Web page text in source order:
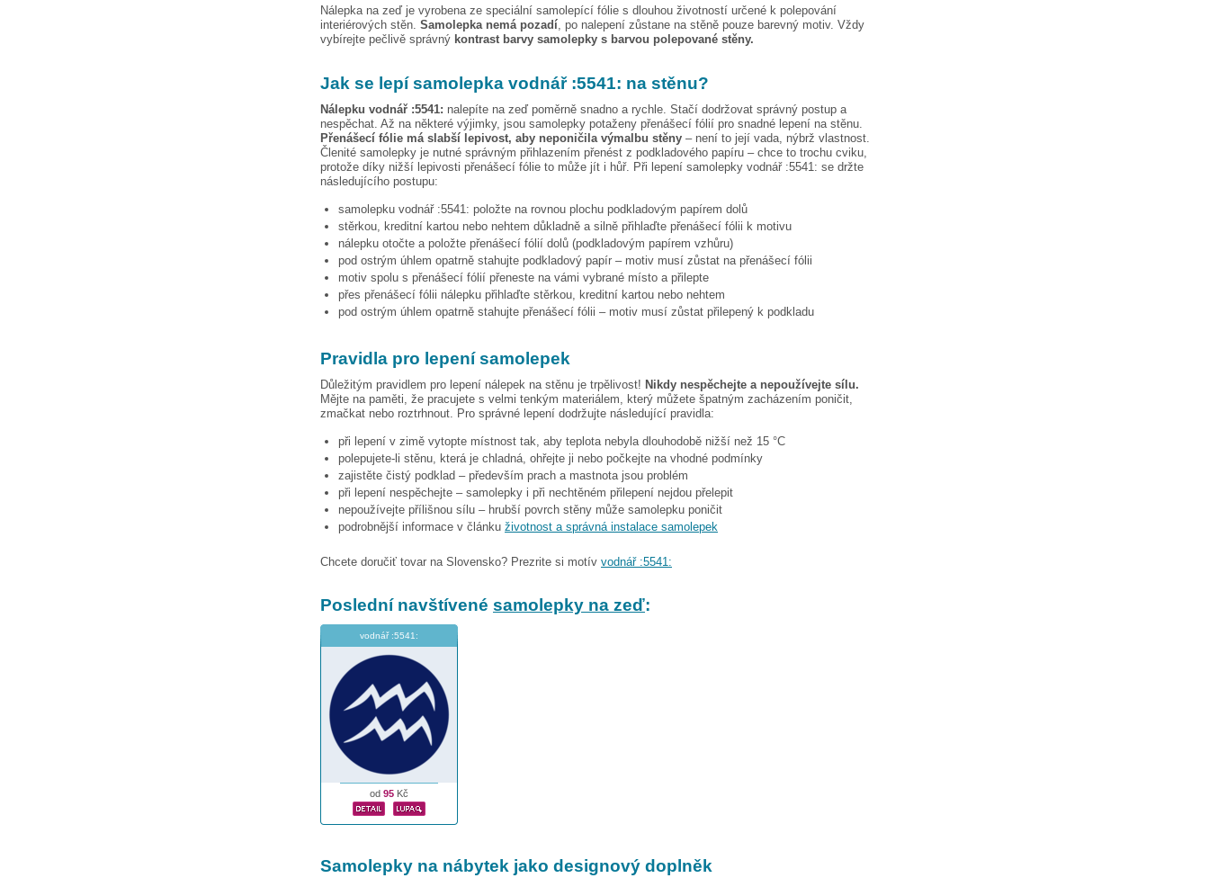
Nálepka na zeď je vyrobena ze speciální samolepící fólie s dlouhou životností určené k polepování
interiérových stěn. Samolepka nemá pozadí , po nalepení zůstane na stěně pouze barevný motiv. Vždy
vybírejte pečlivě správný kontrast barvy samolepky s barvou polepované stěny.
Jak se lepí samolepka vodnář :5541: na stěnu?
Nálepku vodnář :5541: nalepíte na zeď poměrně snadno a rychle. Stačí dodržovat správný postup a
nespěchat. Až na některé výjimky, jsou samolepky potaženy přenášecí fólií pro snadné lepení na stěnu.
Přenášecí fólie má slabší lepivost, aby neponičila výmalbu stěny – není to její vada, nýbrž vlastnost.
Členité samolepky je nutné správným přihlazením přenést z podkladového papíru – chce to trochu cviku,
protože díky nižší lepivosti přenášecí fólie to může jít i hůř. Při lepení samolepky vodnář :5541: se držte
následujícího postupu:
samolepku vodnář :5541: položte na rovnou plochu podkladovým papírem dolů
stěrkou, kreditní kartou nebo nehtem důkladně a silně přihlaďte přenášecí fólii k motivu
nálepku otočte a položte přenášecí fólií dolů (podkladovým papírem vzhůru)
pod ostrým úhlem opatrně stahujte podkladový papír – motiv musí zůstat na přenášecí fólii
motiv spolu s přenášecí fólií přeneste na vámi vybrané místo a přilepte
přes přenášecí fólii nálepku přihlaďte stěrkou, kreditní kartou nebo nehtem
pod ostrým úhlem opatrně stahujte přenášecí fólii – motiv musí zůstat přilepený k podkladu
Pravidla pro lepení samolepek
Důležitým pravidlem pro lepení nálepek na stěnu je trpělivost! Nikdy nespěchejte a nepoužívejte sílu.
Mějte na paměti, že pracujete s velmi tenkým materiálem, který můžete špatným zacházením poničit,
zmačkat nebo roztrhnout. Pro správné lepení dodržujte následující pravidla:
při lepení v zimě vytopte místnost tak, aby teplota nebyla dlouhodobě nižší než 15 °C
polepujete-li stěnu, která je chladná, ohřejte ji nebo počkejte na vhodné podmínky
zajistěte čistý podklad – především prach a mastnota jsou problém
při lepení nespěchejte – samolepky i při nechtěném přilepení nejdou přelepit
nepoužívejte přílišnou sílu – hrubší povrch stěny může samolepku poničit
podrobnější informace v článku životnost a správná instalace samolepek
Chcete doručiť tovar na Slovensko? Prezrite si motív vodnář :5541:
Poslední navštívené samolepky na zeď:
vodnář :5541:
od 95 Kč
Samolepky na nábytek jako designový doplněk